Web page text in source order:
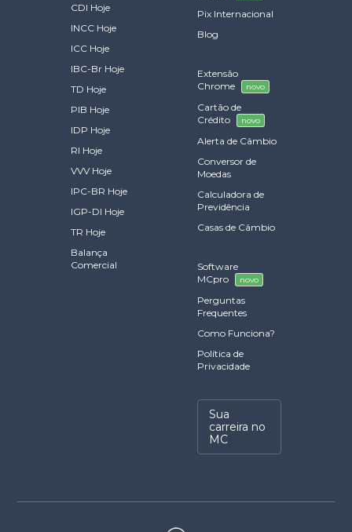
CDI Hoje
INCC Hoje
ICC Hoje
IBC-Br Hoje
TD Hoje
PIB Hoje
IDP Hoje
RI Hoje
VVV Hoje
IPC-BR Hoje
IGP-DI Hoje
TR Hoje
Balança
Comercial
Pix Internacional
Blog
Extensão
Chrome
novo
Cartão de
Crédito
novo
Alerta de Câmbio
Conversor de
Moedas
Calculadora de
Previdência
Casas de Câmbio
Software
MCpro
novo
Perguntas
Frequentes
Como Funciona?
Política de
Privacidade
Sua
carreira no
MC